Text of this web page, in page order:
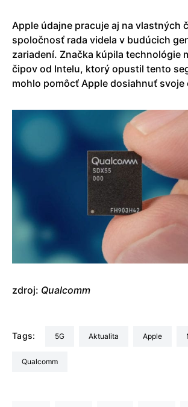
Apple údajne pracuje aj na vlastných
spoločnosť rada videla v budúcich
zariadení. Značka kúpila technológie
čipov od Intelu, ktorý opustil tento
mohlo pomôcť Apple dosiahnuť svoje
zdroj: Qualcomm
Tags: 5G aktualita Apple
Qualcomm